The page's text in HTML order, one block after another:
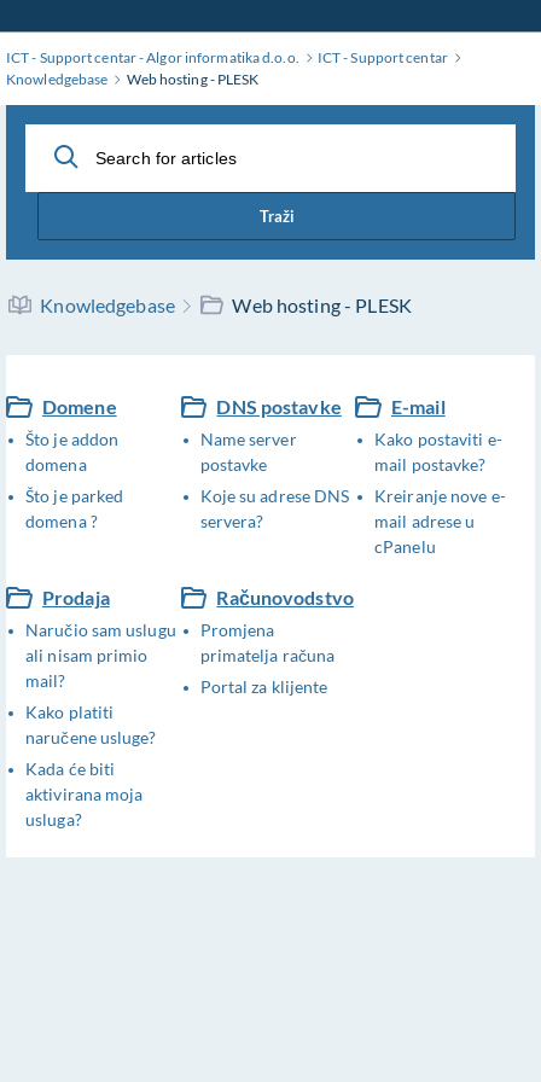
Main
Content
ICT - Support centar - Algor informatika d.o.o.
ICT - Support centar
Knowledgebase
Web hosting - PLESK
Traži
Knowledgebase Web hosting - PLESK
Domene
Što je addon
domena
Što je parked
domena ?
DNS postavke
Name server
postavke
Koje su adrese DNS
servera?
E-mail
Kako postaviti e-
mail postavke?
Kreiranje nove e-
mail adrese u
cPanelu
Prodaja
Naručio sam uslugu
ali nisam primio
mail?
Kako platiti
naručene usluge?
Kada će biti
aktivirana moja
usluga?
Računovodstvo
Promjena
primatelja računa
Portal za klijente